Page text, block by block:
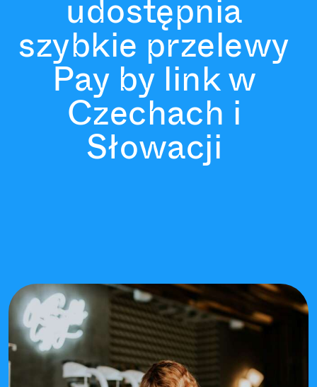
udostępnia
szybkie przelewy
Pay by link w
Czechach i
Słowacji